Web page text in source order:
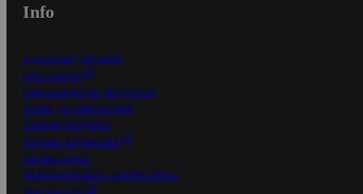
Info
S-Business yrityksille
Oiva-raportit
Osuuskauppojen yhteystiedot
Tilaus- ja toimitusehdot
Tietosuojakäytäntö
Palvelun käyttöehdot
Saavutettavuus
Mobiilisovelluksen saavutettavuus
Mainostajalle